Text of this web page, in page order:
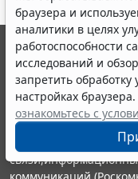
браузера и
аналитики в целях
работоспособности
исследований и
запретить
настройках
ознакомьтесь с
© ООО "НПП "ГАРАНТ-
выпускается с 1990
являются
информации ГАРАНТ.
Портал ГАРАНТ.РУ
издания